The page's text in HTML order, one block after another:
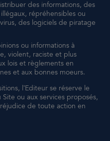
des informations, des
répréhensibles ou
des logiciels de piratage
ou informations à
violent, raciste et plus
lois et règlements en
et aux bonnes moeurs.
l’Editeur se réserve le
ou aux services proposés,
de toute action en